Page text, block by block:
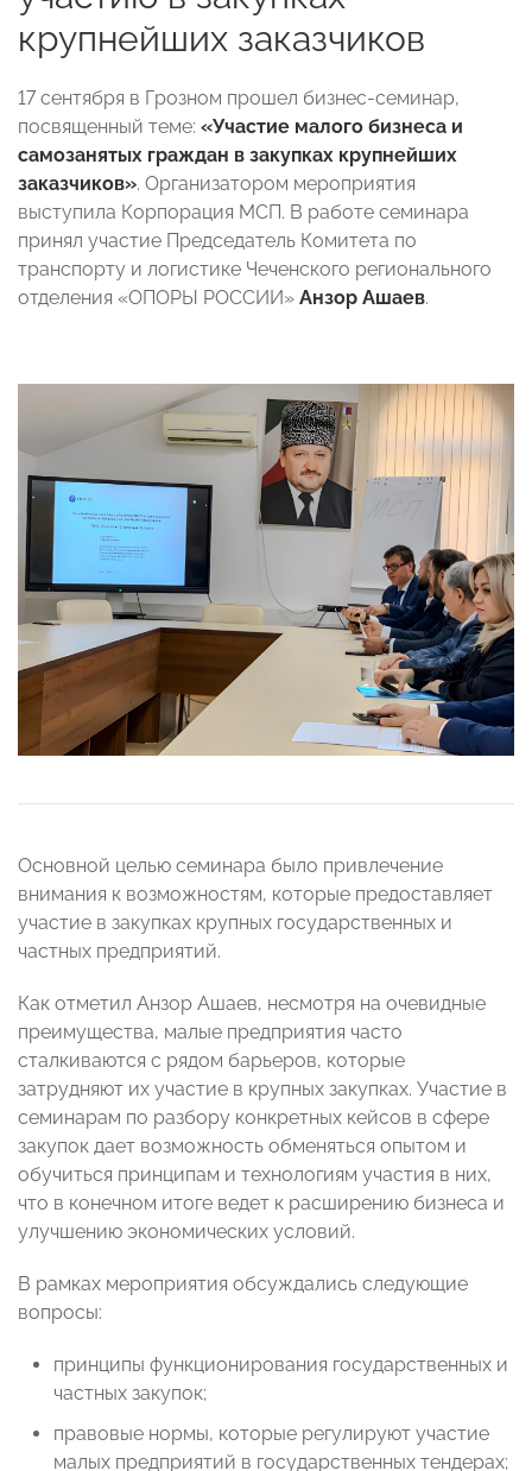
крупнейших заказчиков
17 сентября в Грозном прошел бизнес-семинар,
посвященный теме: «Участие малого бизнеса и
самозанятых граждан в закупках крупнейших
заказчиков». Организатором мероприятия
выступила Корпорация МСП. В работе семинара
принял участие Председатель Комитета по
транспорту и логистике Чеченского регионального
отделения «ОПОРЫ РОССИИ» Анзор Ашаев.
Основной целью семинара было привлечение
внимания к возможностям, которые предоставляет
участие в закупках крупных государственных и
частных предприятий.
Как отметил Анзор Ашаев, несмотря на очевидные
преимущества, малые предприятия часто
сталкиваются с рядом барьеров, которые
затрудняют их участие в крупных закупках. Участие в
семинарам по разбору конкретных кейсов в сфере
закупок дает возможность обменяться опытом и
обучиться принципам и технологиям участия в них,
что в конечном итоге ведет к расширению бизнеса и
улучшению экономических условий.
В рамках мероприятия обсуждались следующие
вопросы:
принципы функционирования государственных и
частных закупок;
правовые нормы, которые регулируют участие
малых предприятий в государственных тендерах;